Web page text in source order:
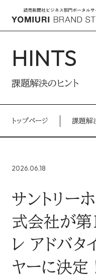
ABOUT
私たちについて トップ
HINTS
WORKS
事例
LINEUP
HINTS
課題解決のヒント
トップページ 課題解
2026.06.18
サントリー
式会社が第
レ アドバタ
ヤーに決定